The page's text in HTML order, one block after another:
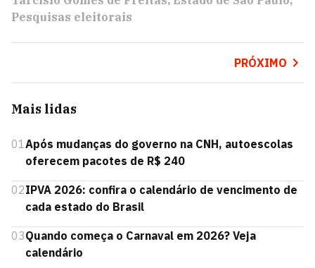
Pesquisas eleitorais
PRÓXIMO
Mais lidas
01Após mudanças do governo na CNH, autoescolas
oferecem pacotes de R$ 240
02IPVA 2026: confira o calendário de vencimento de
cada estado do Brasil
03Quando começa o Carnaval em 2026? Veja
calendário